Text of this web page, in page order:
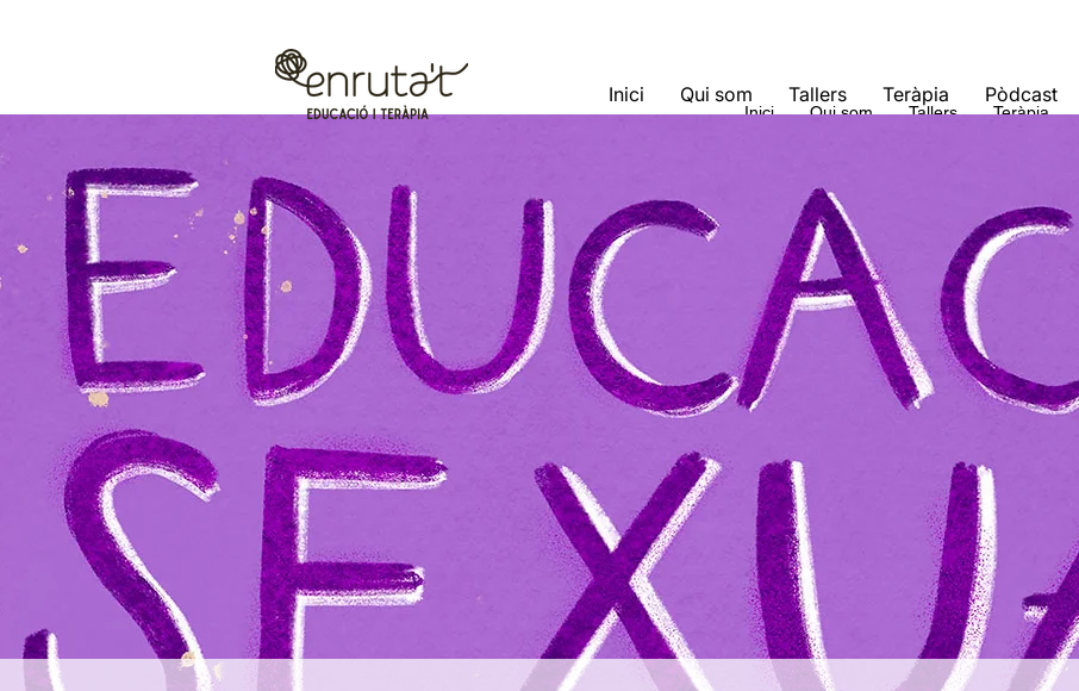
Inici Qui som Tallers Teràpia Pòdcast
Inici Qui som Tallers Teràpia